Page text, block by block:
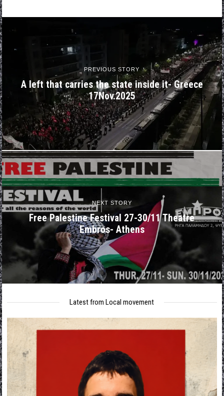
PREVIOUS STORY
A left that carries the state inside it- Greece
17Nov.2025
NEXT STORY
Free Palestine Festival 27-30/11 Theatre
Embros- Athens
Latest from Local movement